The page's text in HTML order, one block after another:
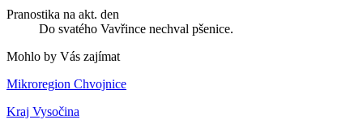
Pranostika na akt. den
Do svatého Vavřince nechval pšenice.
Mohlo by Vás zajímat
Mikroregion Chvojnice
Kraj Vysočina